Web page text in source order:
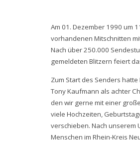
Am 01. Dezember 1990 um
vorhandenen Mitschnitten
Nach über 250.000
gemeldeten Blitzern feiert
Zum Start des Senders
Tony Kaufmann als achter
den wir gerne mit einer
viele Hochzeiten,
verschieben. Nach unserem
Menschen im Rhein-Kreis